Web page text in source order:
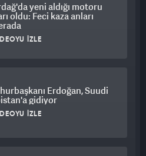
yeni aldığı motoru
oldu: Feci kaza anları
İZLE
Erdoğan, Suudi
gidiyor
İZLE